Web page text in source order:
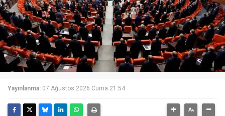
Yayınlanma: 07 Ağustos 2026 Cuma 21:54